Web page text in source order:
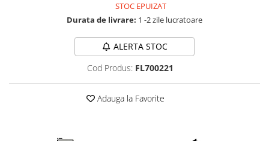
STOC EPUIZAT
Durata de livrare: 1 -2 zile lucratoare
ALERTA STOC
Cod Produs: FL700221
Adauga la Favorite